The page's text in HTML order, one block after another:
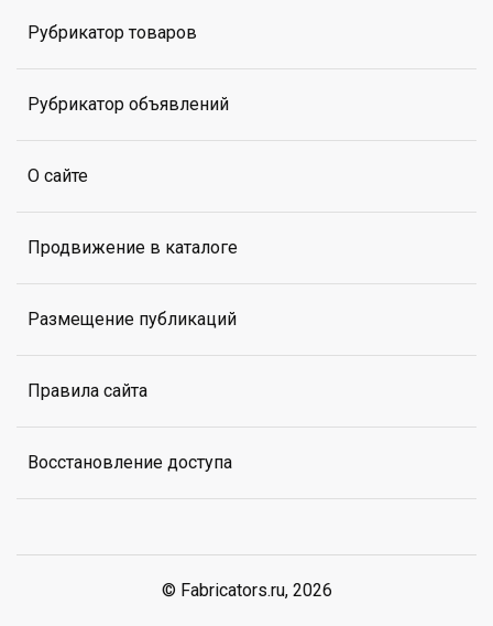
Рубрикатор товаров
Рубрикатор объявлений
О сайте
Продвижение в каталоге
Размещение публикаций
Правила сайта
Восстановление доступа
© Fabricators.ru, 2026